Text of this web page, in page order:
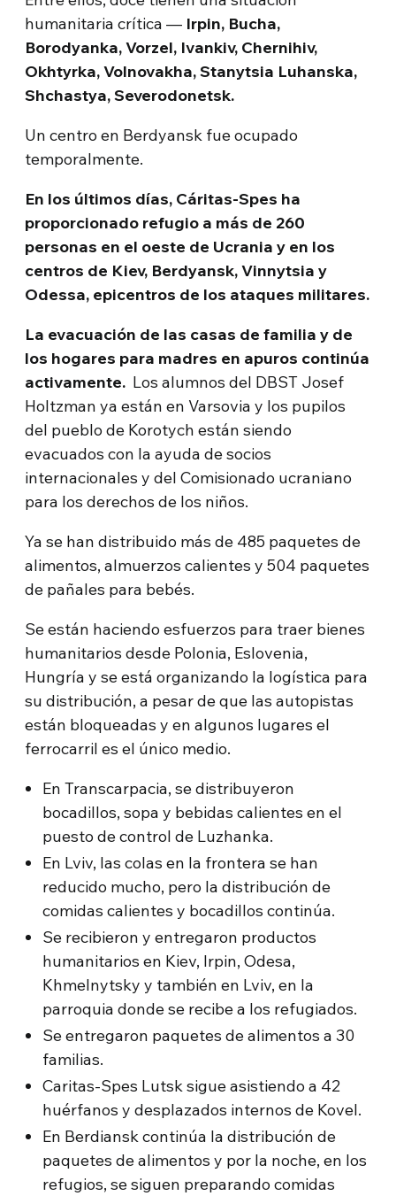
humanitaria crítica ― Irpin, Bucha,
Borodyanka, Vorzel, Ivankiv, Chernihiv,
Okhtyrka, Volnovakha, Stanytsia Luhanska,
Shchastya, Severodonetsk.
Un centro en Berdyansk fue ocupado
temporalmente.
En los últimos días, Cáritas-Spes ha
proporcionado refugio a más de 260
personas en el oeste de Ucrania y en los
centros de Kiev, Berdyansk, Vinnytsia y
Odessa, epicentros de los ataques militares.
La evacuación de las casas de familia y de
los hogares para madres en apuros continúa
activamente. Los alumnos del DBST Josef
Holtzman ya están en Varsovia y los pupilos
del pueblo de Korotych están siendo
evacuados con la ayuda de socios
internacionales y del Comisionado ucraniano
para los derechos de los niños.
Ya se han distribuido más de 485 paquetes de
alimentos, almuerzos calientes y 504 paquetes
de pañales para bebés.
Se están haciendo esfuerzos para traer bienes
humanitarios desde Polonia, Eslovenia,
Hungría y se está organizando la logística para
su distribución, a pesar de que las autopistas
están bloqueadas y en algunos lugares el
ferrocarril es el único medio.
En Transcarpacia, se distribuyeron
bocadillos, sopa y bebidas calientes en el
puesto de control de Luzhanka.
En Lviv, las colas en la frontera se han
reducido mucho, pero la distribución de
comidas calientes y bocadillos continúa.
Se recibieron y entregaron productos
humanitarios en Kiev, Irpin, Odesa,
Khmelnytsky y también en Lviv, en la
parroquia donde se recibe a los refugiados.
Se entregaron paquetes de alimentos a 30
familias.
Caritas-Spes Lutsk sigue asistiendo a 42
huérfanos y desplazados internos de Kovel.
En Berdiansk continúa la distribución de
paquetes de alimentos y por la noche, en los
refugios, se siguen preparando comidas